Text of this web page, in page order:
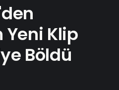
Yeni Klip
Böldü